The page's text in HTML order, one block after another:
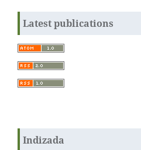
Latest publications
Indizada